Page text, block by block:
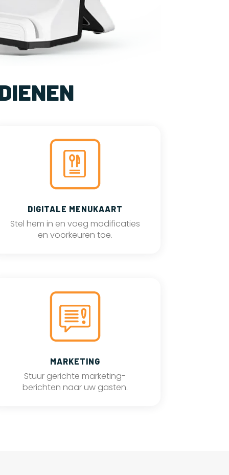
DIGITALE MENUKAART
Stel hem in en voeg modificaties
en voorkeuren toe.
MARKETING
Stuur gerichte marketing-
berichten naar uw gasten.